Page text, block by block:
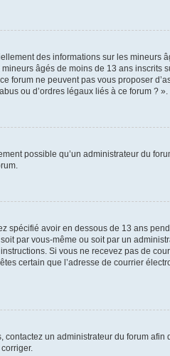
des informations sur les mineurs
âgés de moins de 13 ans inscrits
forum ne peuvent pas vous proposer
ou d’ordres légaux liés à ce forum ? ».
possible qu’un administrateur du
spécifié avoir en dessous de 13 ans
par vous-même ou soit par un
Si vous ne recevez pas de
certain que l’adresse de courrier
contactez un administrateur du forum afin